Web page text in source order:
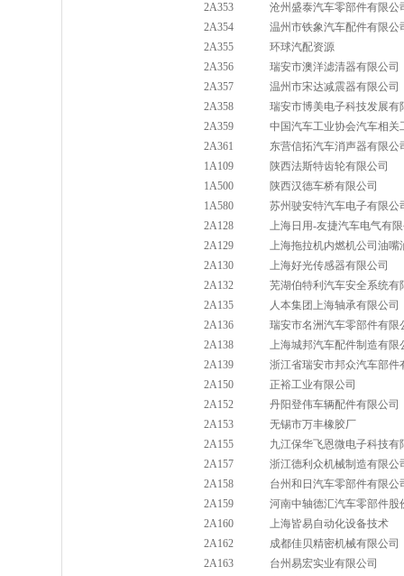
2A353
沧州盛泰汽车零部件有限公
2A354
温州市铁象汽车配件有限公
2A355
环球汽配资源
2A356
瑞安市澳洋滤清器有限公司
2A357
温州市宋达减震器有限公司
2A358
瑞安市博美电子科技发展有
2A359
中国汽车工业协会汽车相关
2A361
东营信拓汽车消声器有限公
1A109
陕西法斯特齿轮有限公司
1A500
陕西汉德车桥有限公司
1A580
苏州驶安特汽车电子有限公
2A128
上海日用-友捷汽车电气有
2A129
上海拖拉机内燃机公司油嘴
2A130
上海好光传感器有限公司
2A132
芜湖伯特利汽车安全系统有
2A135
人本集团上海轴承有限公司
2A136
瑞安市名洲汽车零部件有限
2A138
上海城邦汽车配件制造有限
2A139
浙江省瑞安市邦众汽车部件
2A150
正裕工业有限公司
2A152
丹阳登伟车辆配件有限公司
2A153
无锡市万丰橡胶厂
2A155
九江保华飞恩微电子科技有
2A157
浙江德利众机械制造有限公
2A158
台州和日汽车零部件有限公
2A159
河南中轴德汇汽车零部件股
2A160
上海皆易自动化设备技术
2A162
成都佳贝精密机械有限公司
2A163
台州易宏实业有限公司